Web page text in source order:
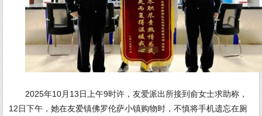
2025年10月13日上午9时许，友爱派出所接到俞女士求助称，
12日下午，她在友爱镇佛罗伦萨小镇购物时，不慎将手机遗忘在厕